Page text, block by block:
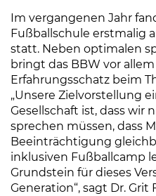
Im vergangenen Jahr
Fußballschule erstmalig
statt. Neben optimalen
bringt das BBW vor
Erfahrungsschatz beim
„Unsere Zielvorstellung
Gesellschaft ist, dass wir
sprechen müssen, dass
Beeinträchtigung
inklusiven Fußballcamp
Grundstein für dieses
Generation“, sagt Dr. Grit